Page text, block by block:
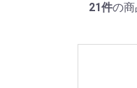
21件の